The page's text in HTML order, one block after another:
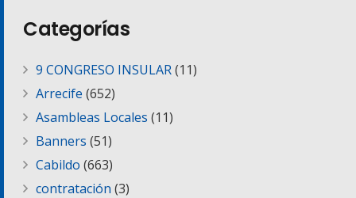
Categorías
9 CONGRESO INSULAR(11)
Arrecife (652)
Asambleas Locales (11)
Banners (51)
Cabildo (663)
contratación (3)